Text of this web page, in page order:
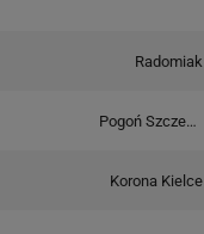
Radomiak
Pogoń Szczecin
Korona Kielce